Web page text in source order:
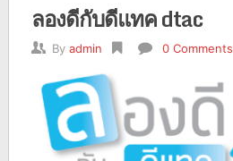
ลองดีกับดีแทค dtac
By admin 0 Comments